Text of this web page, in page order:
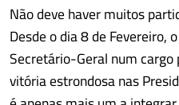
Não deve haver muitos
Desde o dia 8 de Fevereiro,
Secretário-Geral num
vitória estrondosa nas